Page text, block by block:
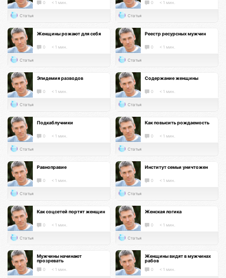
0 < 1 мин.
Статья
0 < 1 мин.
Статья
Женщины рожают для себя
0 < 1 мин.
Статья
Реестр ресурсных мужчин
0 < 1 мин.
Статья
Эпидемия разводов
0 < 1 мин.
Статья
Содержание женщины
0 < 1 мин.
Статья
Подкаблучники
0 < 1 мин.
Статья
Как повысить рождаемость
0 < 1 мин.
Статья
Равноправие
0 < 1 мин.
Статья
Институт семьи уничтожен
0 < 1 мин.
Статья
Как соцсетей портят женщин
0 < 1 мин.
Статья
Женская логика
0 < 1 мин.
Статья
Мужчины начинают
прозревать
0 < 1 мин.
Женщины видят в мужчинах
рабов
0 < 1 мин.